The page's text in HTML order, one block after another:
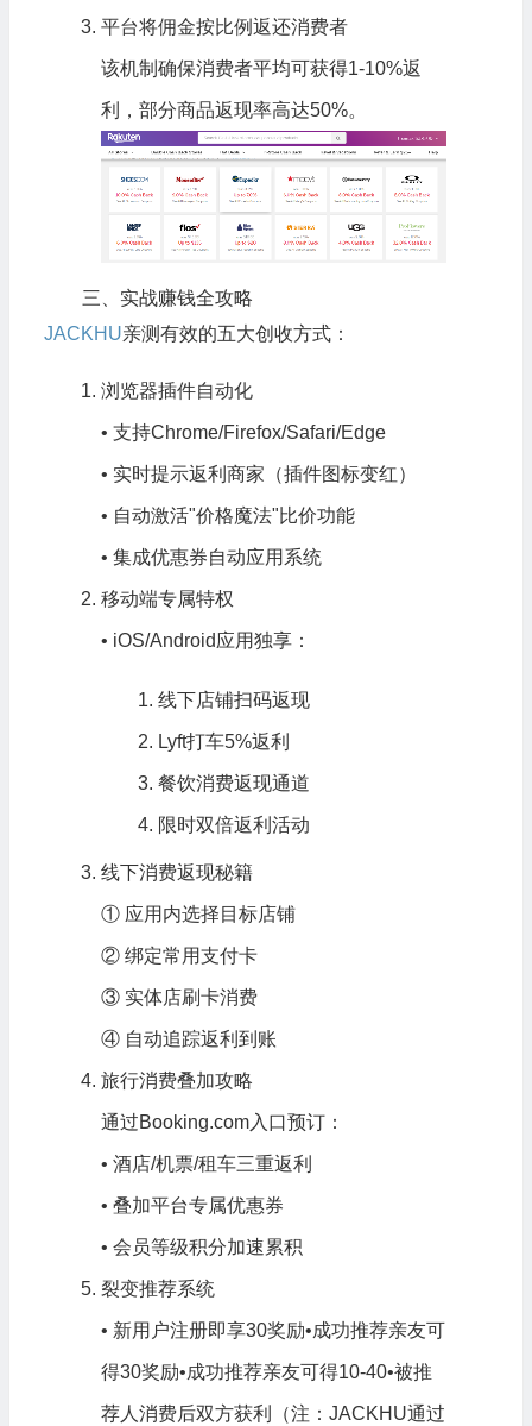
平台将佣金按比例返还消费者
该机制确保消费者平均可获得1-10%返
利，部分商品返现率高达50%。
三、实战赚钱全攻略
JACKHU亲测有效的五大创收方式：
浏览器插件自动化
• 支持Chrome/Firefox/Safari/Edge
• 实时提示返利商家（插件图标变红）
• 自动激活"价格魔法"比价功能
• 集成优惠券自动应用系统
移动端专属特权
• iOS/Android应用独享：
线下店铺扫码返现
Lyft打车5%返利
餐饮消费返现通道
限时双倍返利活动
线下消费返现秘籍
① 应用内选择目标店铺
② 绑定常用支付卡
③ 实体店刷卡消费
④ 自动追踪返利到账
旅行消费叠加攻略
通过Booking.com入口预订：
• 酒店/机票/租车三重返利
• 叠加平台专属优惠券
• 会员等级积分加速累积
裂变推荐系统
• 新用户注册即享30奖励•成功推荐亲友可
得30奖励•成功推荐亲友可得10-40•被推
荐人消费后双方获利（注：JACKHU通过